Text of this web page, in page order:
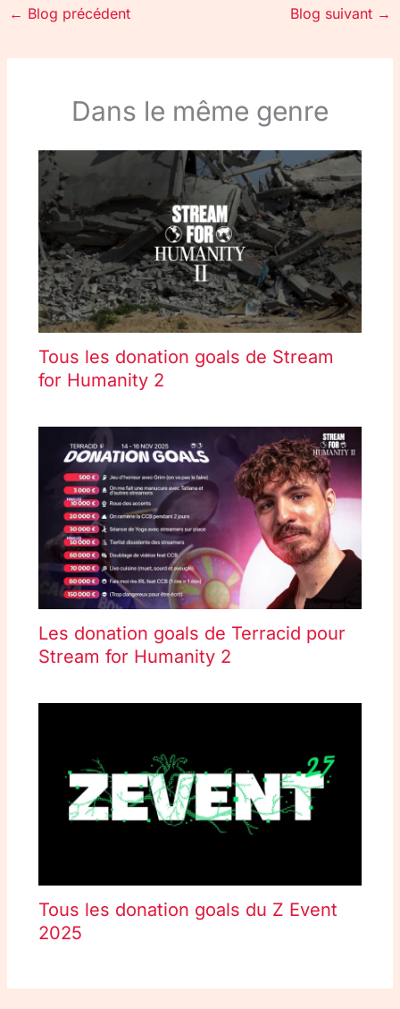
← Blog précédent Blog suivant →
Dans le même genre
Tous les donation goals de Stream
for Humanity 2
Les donation goals de Terracid pour
Stream for Humanity 2
Tous les donation goals du Z Event
2025